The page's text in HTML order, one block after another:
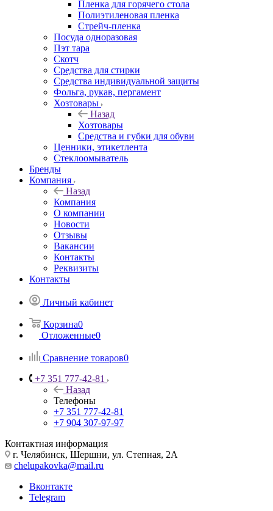
Пленка для горячего стола
Полиэтиленовая пленка
Стрейч-пленка
Посуда одноразовая
Пэт тара
Скотч
Средства для стирки
Средства индивидуальной защиты
Фольга, рукав, пергамент
Хозтовары
Назад
Хозтовары
Средства и губки для обуви
Ценники, этикетлента
Стеклоомыватель
Бренды
Компания
Назад
Компания
О компании
Новости
Отзывы
Вакансии
Контакты
Реквизиты
Контакты
Личный кабинет
Корзина0
Отложенные0
Сравнение товаров0
+7 351 777-42-81
Назад
Телефоны
+7 351 777-42-81
+7 904 307-97-97
Контактная информация
г. Челябинск, Шершни, ул. Степная, 2А
chelupakovka@mail.ru
Вконтакте
Telegram